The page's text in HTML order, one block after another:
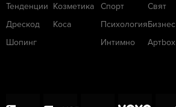
Тенденции
Дрескод
Шопинг
Козметика
Коса
Спорт
Психология
Интимно
Свят
Бизнес
Артbox